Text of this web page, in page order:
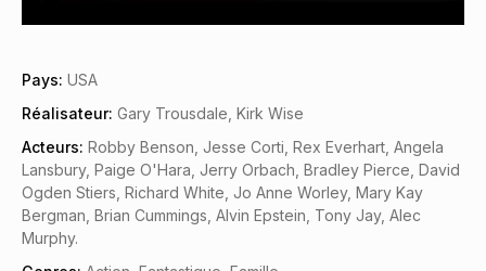
Pays: USA
Réalisateur: Gary Trousdale, Kirk Wise
Acteurs: Robby Benson, Jesse Corti, Rex Everhart, Angela
Lansbury, Paige O'Hara, Jerry Orbach, Bradley Pierce, David
Ogden Stiers, Richard White, Jo Anne Worley, Mary Kay
Bergman, Brian Cummings, Alvin Epstein, Tony Jay, Alec
Murphy.